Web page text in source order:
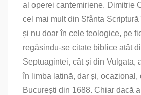
al operei cantemiriene. Dimitrie
cel mai mult din Sfânta
și nu doar în cele teologice, pe
regăsindu‑se citate biblice atât
Septuagintei, cât și din Vulgata,
în limba latină, dar și, ocazional,
București din 1688. Chiar dacă